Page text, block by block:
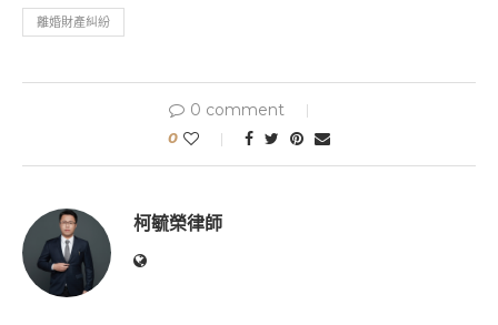
離婚財產糾紛
0 comment
0
柯毓榮律師